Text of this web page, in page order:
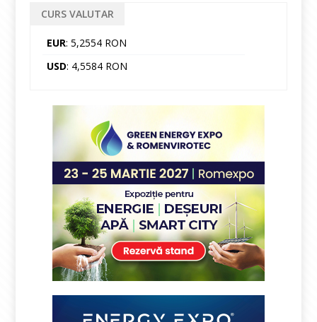
CURS VALUTAR
EUR: 5,2554 RON
USD: 4,5584 RON